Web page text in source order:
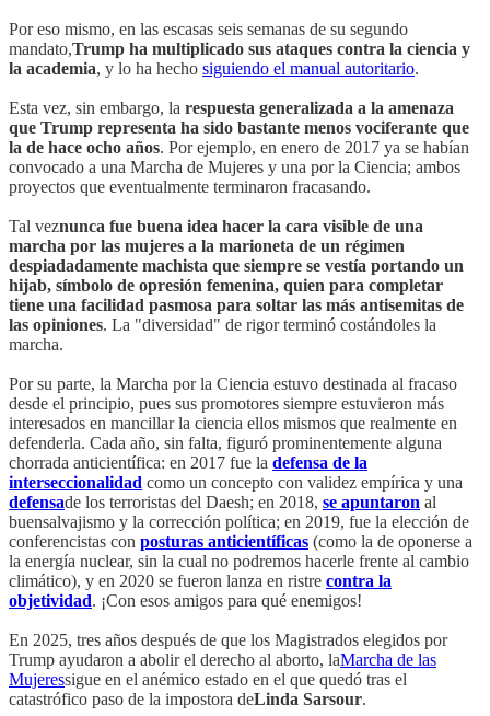
Por eso mismo, en las escasas seis semanas de su segundo
mandato,Trump ha multiplicado sus ataques contra la ciencia y
la academia, y lo ha hecho siguiendo el manual autoritario.
Esta vez, sin embargo, la respuesta generalizada a la amenaza
que Trump representa ha sido bastante menos vociferante que
la de hace ocho años. Por ejemplo, en enero de 2017 ya se habían
convocado a una Marcha de Mujeres y una por la Ciencia; ambos
proyectos que eventualmente terminaron fracasando.
Tal veznunca fue buena idea hacer la cara visible de una
marcha por las mujeres a la marioneta de un régimen
despiadadamente machista que siempre se vestía portando un
hijab, símbolo de opresión femenina, quien para completar
tiene una facilidad pasmosa para soltar las más antisemitas de
las opiniones. La "diversidad" de rigor terminó costándoles la
marcha.
Por su parte, la Marcha por la Ciencia estuvo destinada al fracaso
desde el principio, pues sus promotores siempre estuvieron más
interesados en mancillar la ciencia ellos mismos que realmente en
defenderla. Cada año, sin falta, figuró prominentemente alguna
chorrada anticientífica: en 2017 fue la defensa de la
interseccionalidad como un concepto con validez empírica y una
defensade los terroristas del Daesh; en 2018, se apuntaron al
buensalvajismo y la corrección política; en 2019, fue la elección de
conferencistas con posturas anticientíficas (como la de oponerse a
la energía nuclear, sin la cual no podremos hacerle frente al cambio
climático), y en 2020 se fueron lanza en ristre contra la
objetividad. ¡Con esos amigos para qué enemigos!
En 2025, tres años después de que los Magistrados elegidos por
Trump ayudaron a abolir el derecho al aborto, laMarcha de las
Mujeressigue en el anémico estado en el que quedó tras el
catastrófico paso de la impostora deLinda Sarsour.